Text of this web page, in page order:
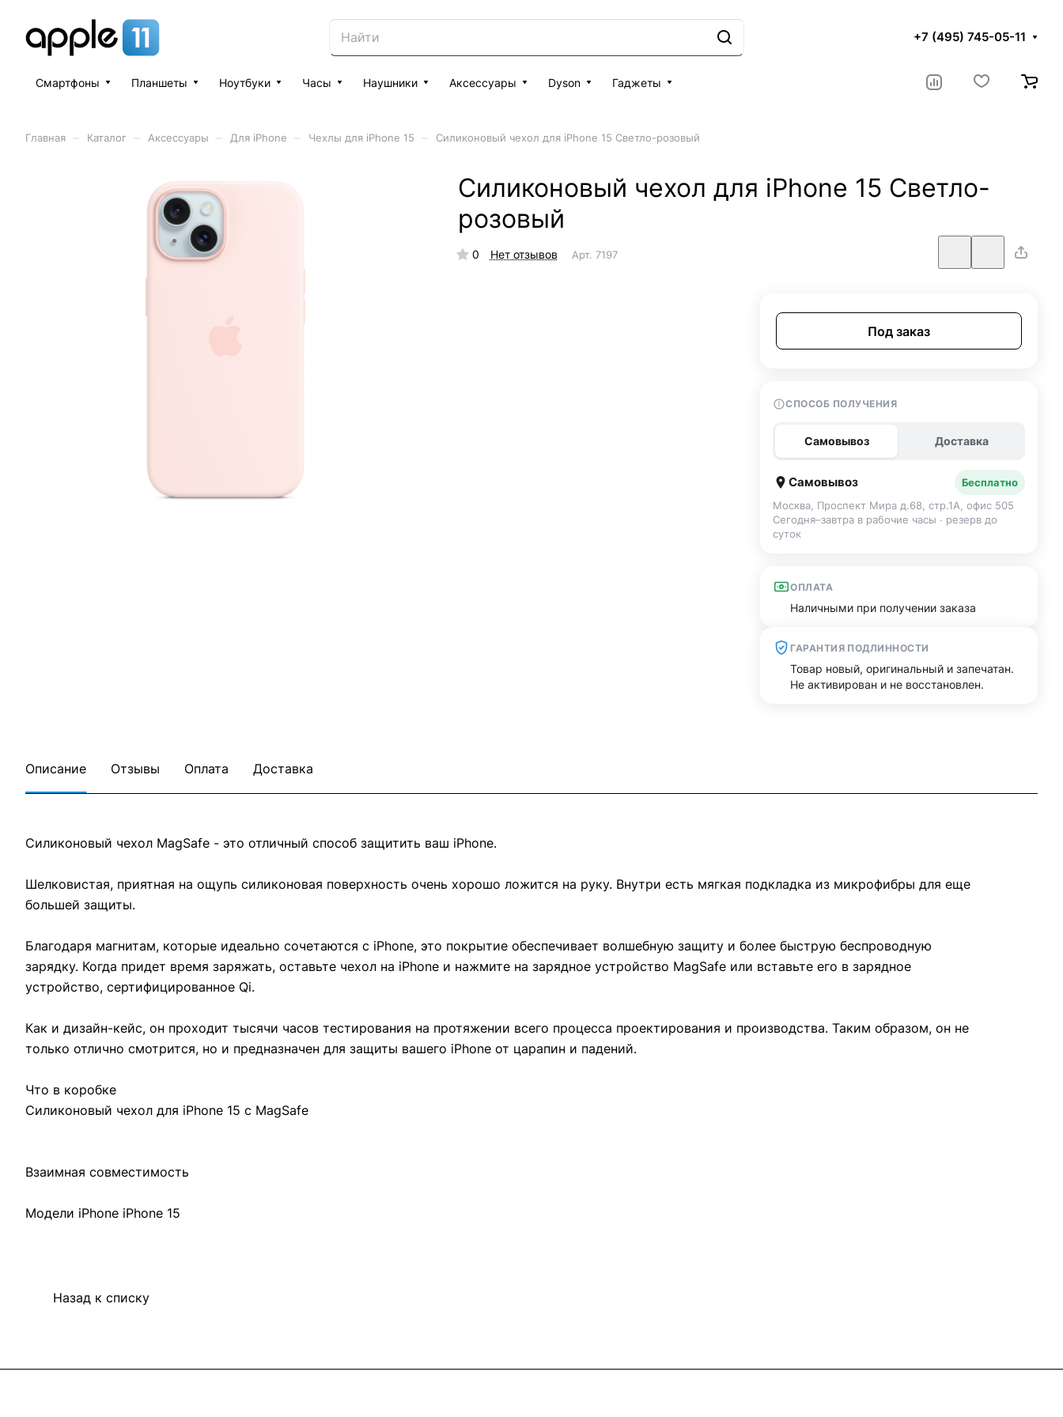
+7 (495) 745-05-11
Смартфоны Планшеты Ноутбуки Часы Наушники Аксессуары Dyson Гаджеты
Главная Каталог Аксессуары Для iPhone Чехлы для iPhone 15 Силиконовый чехол для iPhone 15 Светло-розовый
Силиконовый чехол для iPhone 15 Светло-
розовый
0 Нет отзывов Арт. 7197
Под заказ
СПОСОБ ПОЛУЧЕНИЯ
Самовывоз Доставка
Самовывоз
Бесплатно
Москва, Проспект Мира д.68, стр.1А, офис 505
Сегодня–завтра в рабочие часы · резерв до
суток
ОПЛАТА
Наличными при получении заказа
ГАРАНТИЯ ПОДЛИННОСТИ
Товар новый, оригинальный и запечатан.
Не активирован и не восстановлен.
Описание Отзывы Оплата Доставка
Силиконовый чехол MagSafe - это отличный способ защитить ваш iPhone.
Шелковистая, приятная на ощупь силиконовая поверхность очень хорошо ложится на руку. Внутри есть мягкая подкладка из микрофибры для еще
большей защиты.
Благодаря магнитам, которые идеально сочетаются с iPhone, это покрытие обеспечивает волшебную защиту и более быструю беспроводную
зарядку. Когда придет время заряжать, оставьте чехол на iPhone и нажмите на зарядное устройство MagSafe или вставьте его в зарядное
устройство, сертифицированное Qi.
Как и дизайн-кейс, он проходит тысячи часов тестирования на протяжении всего процесса проектирования и производства. Таким образом, он не
только отлично смотрится, но и предназначен для защиты вашего iPhone от царапин и падений.
Что в коробке
Силиконовый чехол для iPhone 15 с MagSafe
Взаимная совместимость
Модели iPhone iPhone 15
Назад к списку